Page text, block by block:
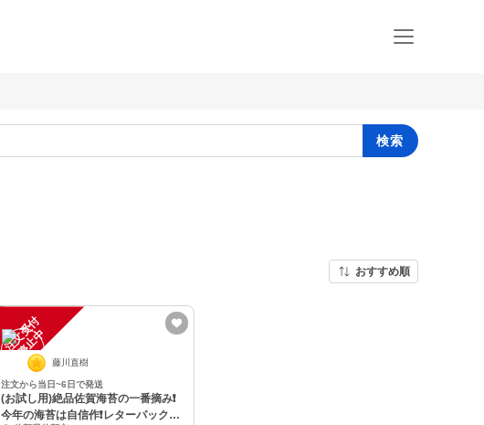
検索
おすすめ順
注
文
受
付
停
止
中
藤川直樹
注文から当日~6日で発送
(お試し用)絶品佐賀海苔の一番摘み❗️
今年の海苔は自信作❗️レターパックで